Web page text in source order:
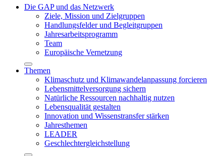
Die GAP und das Netzwerk
Ziele, Mission und Zielgruppen
Handlungsfelder und Begleitgruppen
Jahresarbeitsprogramm
Team
Europäische Vernetzung
Themen
Klimaschutz und Klimawandelanpassung forcieren
Lebensmittelversorgung sichern
Natürliche Ressourcen nachhaltig nutzen
Lebensqualität gestalten
Innovation und Wissenstransfer stärken
Jahresthemen
LEADER
Geschlechtergleichstellung